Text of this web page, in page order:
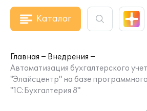
Каталог
Главная
Внедрения
Автоматизация бухгалтерского
"Элайсцентр" на базе
"1С:Бухгалтерия 8"